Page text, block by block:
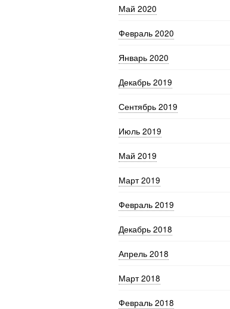
Май 2020
Февраль 2020
Январь 2020
Декабрь 2019
Сентябрь 2019
Июль 2019
Май 2019
Март 2019
Февраль 2019
Декабрь 2018
Апрель 2018
Март 2018
Февраль 2018